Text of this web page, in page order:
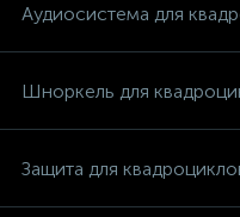
Аудиосистема для
Шноркель для
Защита для